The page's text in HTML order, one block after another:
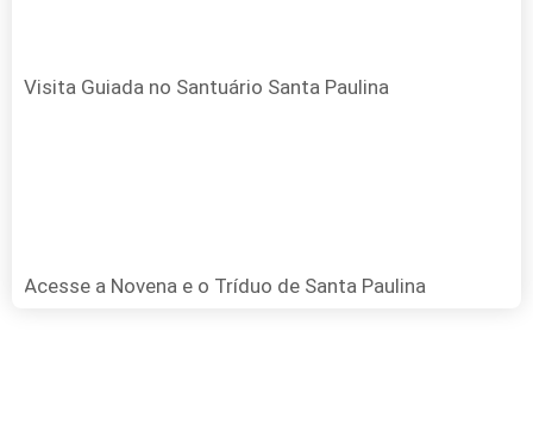
Visita Guiada no Santuário Santa Paulina
Acesse a Novena e o Tríduo de Santa Paulina